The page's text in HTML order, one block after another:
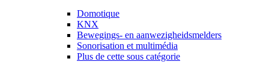
Domotique
KNX
Bewegings- en aanwezigheidsmelders
Sonorisation et multimédia
Plus de cette sous catégorie